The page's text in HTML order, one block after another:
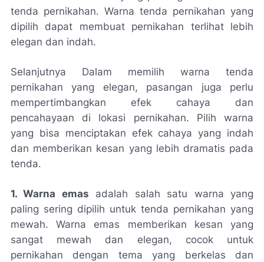
tenda pernikahan. Warna tenda pernikahan yang
dipilih dapat membuat pernikahan terlihat lebih
elegan dan indah.
Selanjutnya Dalam memilih warna tenda
pernikahan yang elegan, pasangan juga perlu
mempertimbangkan efek cahaya dan
pencahayaan di lokasi pernikahan. Pilih warna
yang bisa menciptakan efek cahaya yang indah
dan memberikan kesan yang lebih dramatis pada
tenda.
1. Warna emas adalah salah satu warna yang
paling sering dipilih untuk tenda pernikahan yang
mewah. Warna emas memberikan kesan yang
sangat mewah dan elegan, cocok untuk
pernikahan dengan tema yang berkelas dan